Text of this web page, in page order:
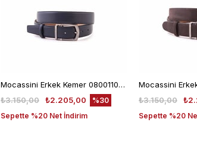
Mocassini Erkek Kemer 08001107-440
₺2.205,00
₺3.150,00
Sepette %20 Net İndirim
%30 ₺3.150,00
Sepette %20